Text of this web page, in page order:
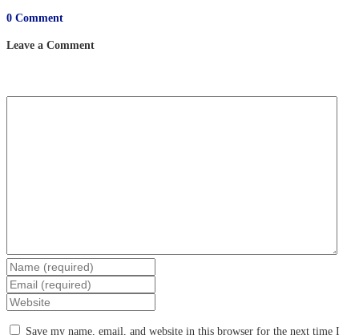
0 Comment
Leave a Comment
Save my name, email, and website in this browser for the next time I